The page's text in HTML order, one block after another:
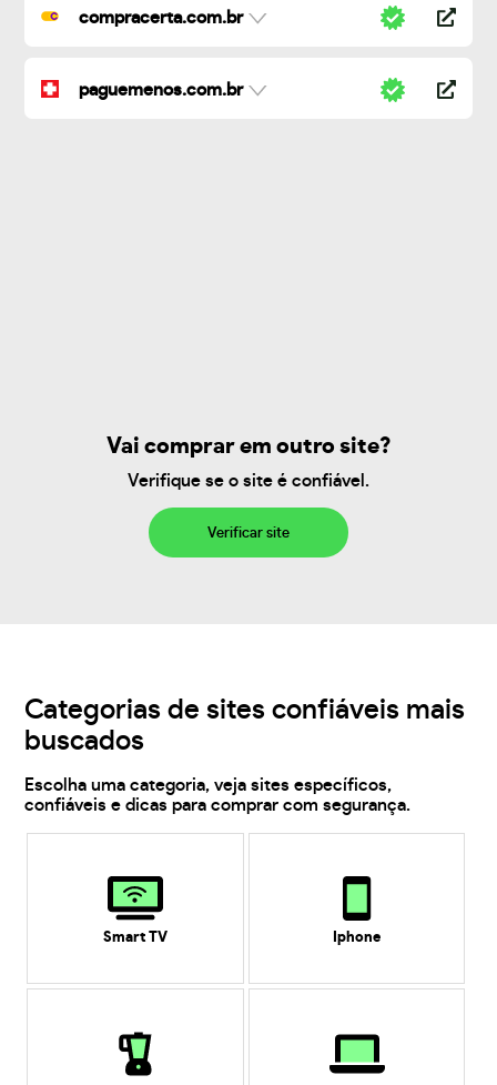
compracerta.com.br
paguemenos.com.br
Vai comprar em outro site?
Verifique se o site é confiável.
Verificar site
Categorias de sites confiáveis mais
buscados
Escolha uma categoria, veja sites específicos,
confiáveis e dicas para comprar com segurança.
Smart TV Iphone